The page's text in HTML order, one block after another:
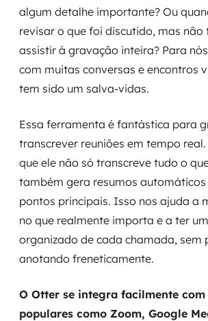
algum detalhe importante? Ou
revisar o que foi discutido, mas
assistir à gravação inteira? Para
com muitas conversas e encontros
tem sido um salva-vidas.
Essa ferramenta é fantástica para
transcrever reuniões em tempo
que ele não só transcreve tudo o
também gera resumos automáticos
pontos principais. Isso nos ajuda a
no que realmente importa e a ter
organizado de cada chamada, sem
anotando freneticamente.
O Otter se integra facilmente
populares como Zoom, Google